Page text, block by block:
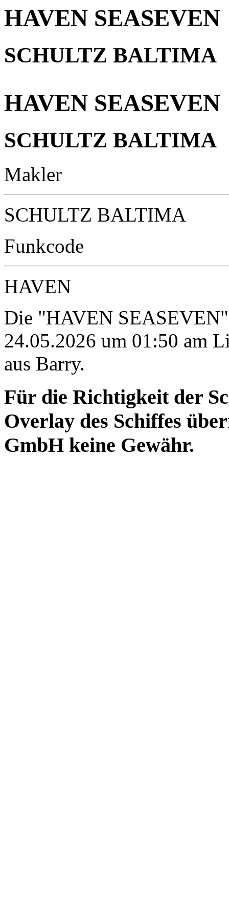
HAVEN SEASEVEN
SCHULTZ BALTIMA
HAVEN SEASEVEN
SCHULTZ BALTIMA
Makler
SCHULTZ BALTIMA
Funkcode
HAVEN
Die "HAVEN
24.05.2026 um 01:50 am
aus Barry.
Für die Richtigkeit der
Overlay des Schiffes
GmbH keine Gewähr.